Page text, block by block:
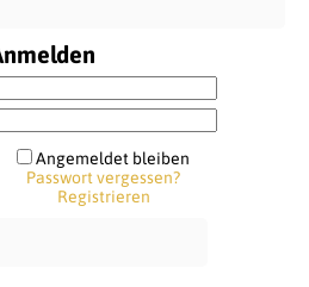
Angemeldet bleiben
Passwort vergessen?
Registrieren